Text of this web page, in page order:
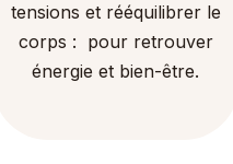
tensions et rééquilibrer le
corps : pour retrouver
énergie et bien-être.